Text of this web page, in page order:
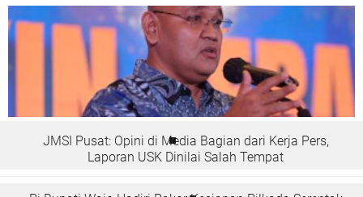
JMSI Pusat: Opini di Media Bagian dari Kerja Pers,
Laporan USK Dinilai Salah Tempat